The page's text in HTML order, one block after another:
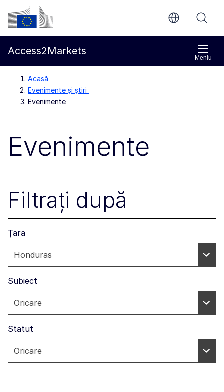
Accesați conținutul principal
Comisia Europeană
Meniu
Access2Markets
Acasă
Evenimente și știri
Evenimente
Evenimente
Filtrați după
Țara
Subiect
Statut